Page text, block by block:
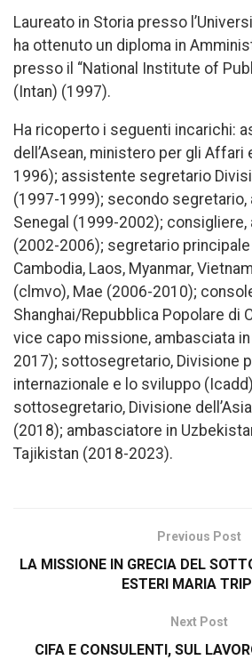
Laureato in Storia presso
ha ottenuto un diploma in
presso il “National Institute of
(Intan) (1997).
Ha ricoperto i seguenti incarichi:
dell’Asean, ministero per gli Affari
1996); assistente segretario
(1997-1999); secondo segretario,
Senegal (1999-2002);
(2002-2006); segretario
Cambodia, Laos, Myanmar,
(clmvo), Mae (2006-2010);
Shanghai/Repubblica Popolare di
vice capo missione, ambasciata
2017); sottosegretario, Divisione
internazionale e lo sviluppo
sottosegretario, Divisione
(2018); ambasciatore in
Tajikistan (2018-2023).
Previous Post
LA MISSIONE IN GRECIA DEL
ESTERI MARIA
Next Post
CIFA E CONSULENTI, SUL